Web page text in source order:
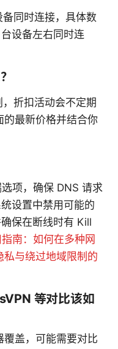
同时连接，具体数
设备左右同时连
折扣活动会不定期
的最新价格并结合你
项，确保 DNS 请求
设置中禁用可能的
保在断线时有 Kill
南：如何在多种网
与绕过地域限制的
等对比该如
盖，可能需要对比